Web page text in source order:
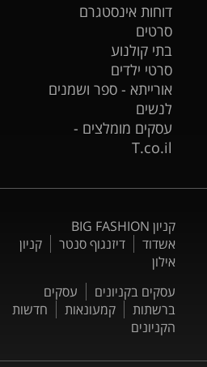
דוחות אינסטגרם
סרטים
בתי קולנוע
סרטי ילדים
אורייתא - ספר ושמנים
לנשים
עסקים מומלצים -
T.co.il
קניון BIG FASHION
אשדוד
דיזנגוף סנטר
קניון
אילון
עסקים בקניונים
עסקים
ברשתות
קמעונאות
חדשות
הקניונים